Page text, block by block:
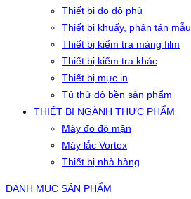
Thiết bị đo độ phủ
Thiết bị khuấy, phân tán mẫu
Thiết bị kiểm tra màng film
Thiết bị kiểm tra khác
Thiết bị mực in
Tủ thử độ bền sản phẩm
THIẾT BỊ NGÀNH THỰC PHẨM
Máy đo độ mặn
Máy lắc Vortex
Thiết bị nhà hàng
DANH MỤC SẢN PHẨM